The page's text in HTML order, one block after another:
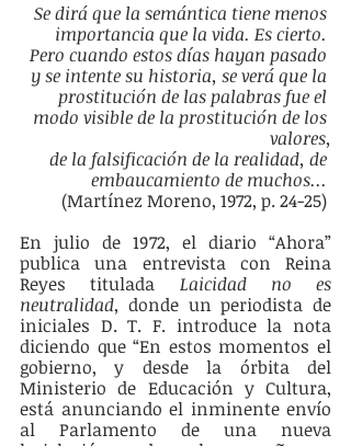
Se dirá que la semántica tiene menos
importancia que la vida. Es cierto.
Pero cuando estos días hayan pasado
y se intente su historia, se verá que la
prostitución de las palabras fue el
modo visible de la prostitución de los
valores,
de la falsificación de la realidad, de
embaucamiento de muchos...
(Martínez Moreno, 1972, p. 24-25)
En julio de 1972, el diario “Ahora”
publica una entrevista con Reina
Reyes titulada Laicidad no es
neutralidad, donde un periodista de
iniciales D. T. F. introduce la nota
diciendo que “En estos momentos el
gobierno, y desde la órbita del
Ministerio de Educación y Cultura,
está anunciando el inminente envío
al Parlamento de una nueva